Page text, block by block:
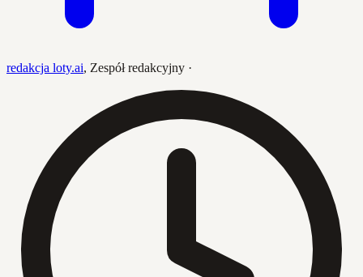
redakcja loty.ai, Zespół redakcyjny ·